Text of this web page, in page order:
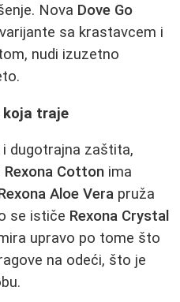
Nova Dove Go
sa krastavcem i
nudi izuzetno
koja traje
dugotrajna zaštita,
Rexona Cotton ima
Aloe Vera pruža
se ističe Rexona Crystal
upravo po tome što
na odeći, što je